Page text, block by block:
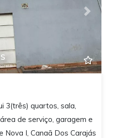
Next
3(três) quartos, sala,
de serviço, garagem e
Nova I, Canaã Dos Carajás